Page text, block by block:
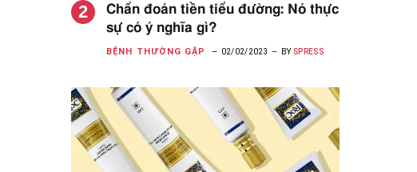
Chẩn đoán tiền tiểu đường: Nó thực
sự có ý nghĩa gì?
BỆNH THƯỜNG GẶP 02/02/2023 BY SPRESS